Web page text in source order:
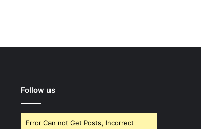
Follow us
Error Can not Get Posts, Incorrect